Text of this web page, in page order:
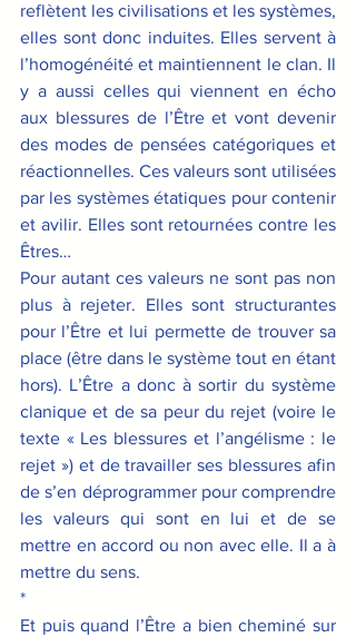
reflètent les civilisations et les systèmes,
elles sont donc induites. Elles servent à
l’homogénéité et maintiennent le clan. Il
y a aussi celles qui viennent en écho
aux blessures de l’Être et vont devenir
des modes de pensées catégoriques et
réactionnelles. Ces valeurs sont utilisées
par les systèmes étatiques pour contenir
et avilir. Elles sont retournées contre les
Êtres…
Pour autant ces valeurs ne sont pas non
plus à rejeter. Elles sont structurantes
pour l’Être et lui permette de trouver sa
place (être dans le système tout en étant
hors). L’Être a donc à sortir du système
clanique et de sa peur du rejet (voire le
texte « Les blessures et l’angélisme : le
rejet ») et de travailler ses blessures afin
de s’en déprogrammer pour comprendre
les valeurs qui sont en lui et de se
mettre en accord ou non avec elle. Il a à
mettre du sens.
*
Et puis quand l’Être a bien cheminé sur